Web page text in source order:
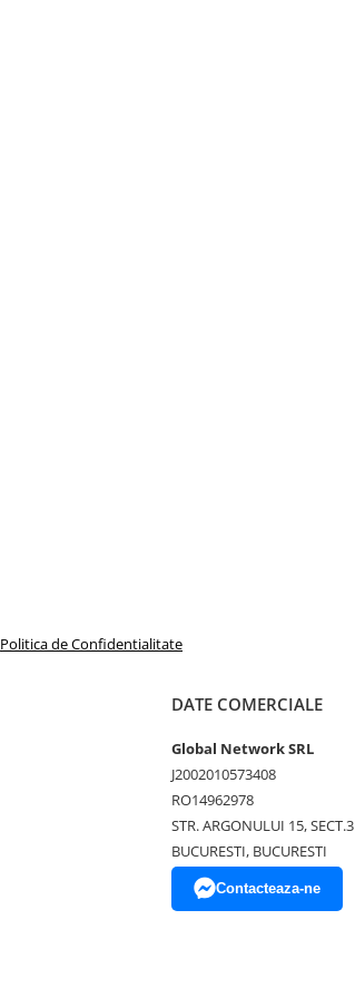
Politica de Confidentialitate
DATE COMERCIALE
Global Network SRL
J2002010573408
RO14962978
STR. ARGONULUI 15, SECT.3
BUCURESTI, BUCURESTI
Contacteaza-ne